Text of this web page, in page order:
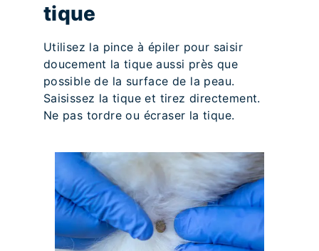
tique
Utilisez la pince à épiler pour saisir
doucement la tique aussi près que
possible de la surface de la peau.
Saisissez la tique et tirez directement.
Ne pas tordre ou écraser la tique.